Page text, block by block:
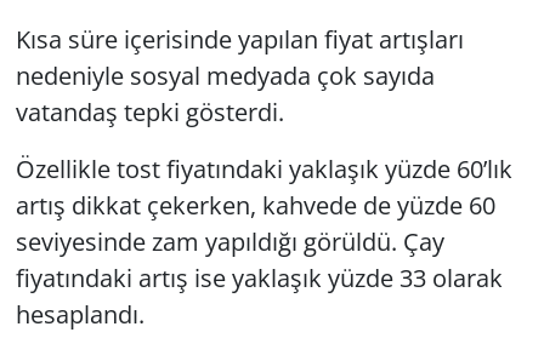
Kısa süre içerisinde yapılan fiyat artışları
nedeniyle sosyal medyada çok sayıda
vatandaş tepki gösterdi.
Özellikle tost fiyatındaki yaklaşık yüzde 60’lık
artış dikkat çekerken, kahvede de yüzde 60
seviyesinde zam yapıldığı görüldü. Çay
fiyatındaki artış ise yaklaşık yüzde 33 olarak
hesaplandı.